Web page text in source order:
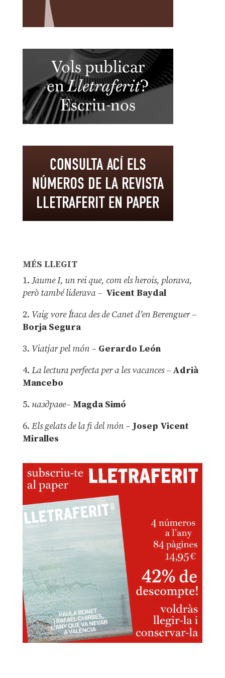
MÉS LLEGIT
1.Jaume I, un rei que, com els herois, plorava,
però també liderava – Vicent Baydal
2. Vaig vore Ítaca des de Canet d’en Berenguer–
Borja Segura
3. Viatjar pel món – Gerardo León
4. La lectura perfecta per a les vacances –Adrià
Mancebo
5. наздраве– Magda Simó
6. Els gelats de la fi del món – Josep Vicent
Miralles